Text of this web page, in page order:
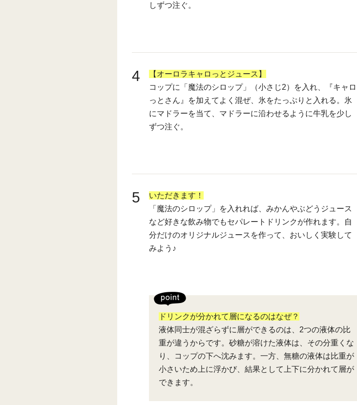
しずつ注ぐ。
4
【オーロラキャロっとジュース】
コップに「魔法のシロップ」（小さじ2）を入れ、『キャロ
っとさん』を加えてよく混ぜ、氷をたっぷりと入れる。氷
にマドラーを当て、マドラーに沿わせるように牛乳を少し
ずつ注ぐ。
5
いただきます！
「魔法のシロップ」を入れれば、みかんやぶどうジュース
など好きな飲み物でもセパレートドリンクが作れます。自
分だけのオリジナルジュースを作って、おいしく実験して
みよう♪
ドリンクが分かれて層になるのはなぜ？
液体同士が混ざらずに層ができるのは、2つの液体の比
重が違うからです。砂糖が溶けた液体は、その分重くな
り、コップの下へ沈みます。一方、無糖の液体は比重が
小さいため上に浮かび、結果として上下に分かれて層が
できます。